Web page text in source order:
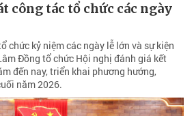
công tác tổ chức các ngày
chức kỷ niệm các ngày lễ lớn và sự kiện
Đồng tổ chức Hội nghị đánh giá kết
đến nay, triển khai phương hướng,
năm 2026.